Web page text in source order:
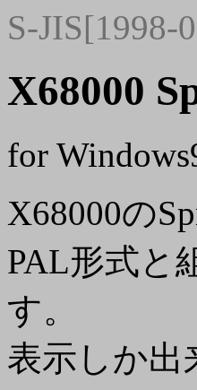
S-JIS[1998-
X68000
for
X68000の
PAL形式と
す。
表示しか出